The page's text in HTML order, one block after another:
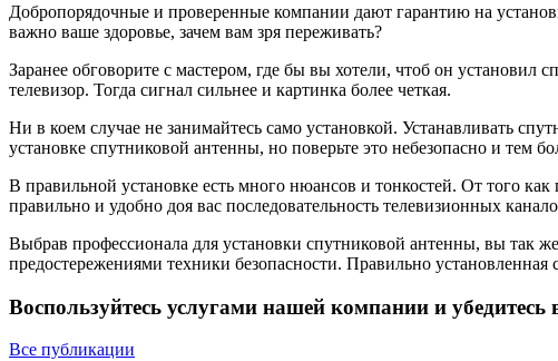
Добропорядочные и проверенные компании дают гарантию на
важно ваше здоровье, зачем вам зря переживать?
Заранее обговорите с мастером, где бы вы хотели, чтоб он установил
телевизор. Тогда сигнал сильнее и картинка более четкая.
Ни в коем случае не занимайтесь само установкой. Устанавливать
установке спутниковой антенны, но поверьте это небезопасно и тем
В правильной установке есть много нюансов и тонкостей. От того
правильно и удобно доя вас последовательность телевизионных
Выбрав профессионала для установки спутниковой антенны, вы так
предостережениями техники безопасности. Правильно
Воспользуйтесь услугами нашей компании и
Все публикации